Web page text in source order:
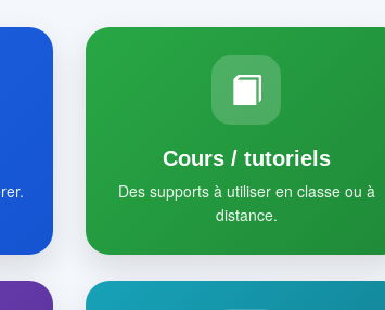
Cours / tutoriels
Des supports à utiliser en classe ou à
distance.